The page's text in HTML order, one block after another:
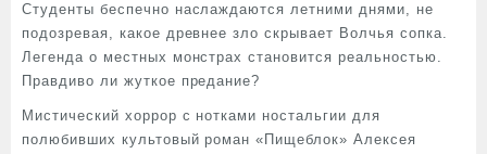
Студенты беспечно наслаждаются летними днями, не
подозревая, какое древнее зло скрывает Волчья сопка.
Легенда о местных монстрах становится реальностью.
Правдиво ли жуткое предание?
Мистический хоррор с нотками ностальгии для
полюбивших культовый роман «Пищеблок» Алексея